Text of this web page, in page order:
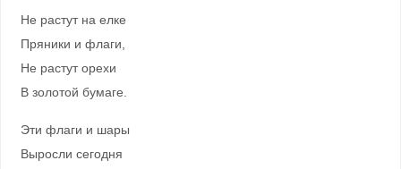
Не растут на елке
Пряники и флаги,
Не растут орехи
В золотой бумаге.
Эти флаги и шары
Выросли сегодня